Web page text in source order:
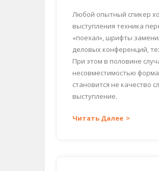
Любой опытный спикер
выступления техника
«поехал», шрифты
деловых конференций,
При этом в половине
несовместимостью
становится не качество
выступление.
Читать Далее